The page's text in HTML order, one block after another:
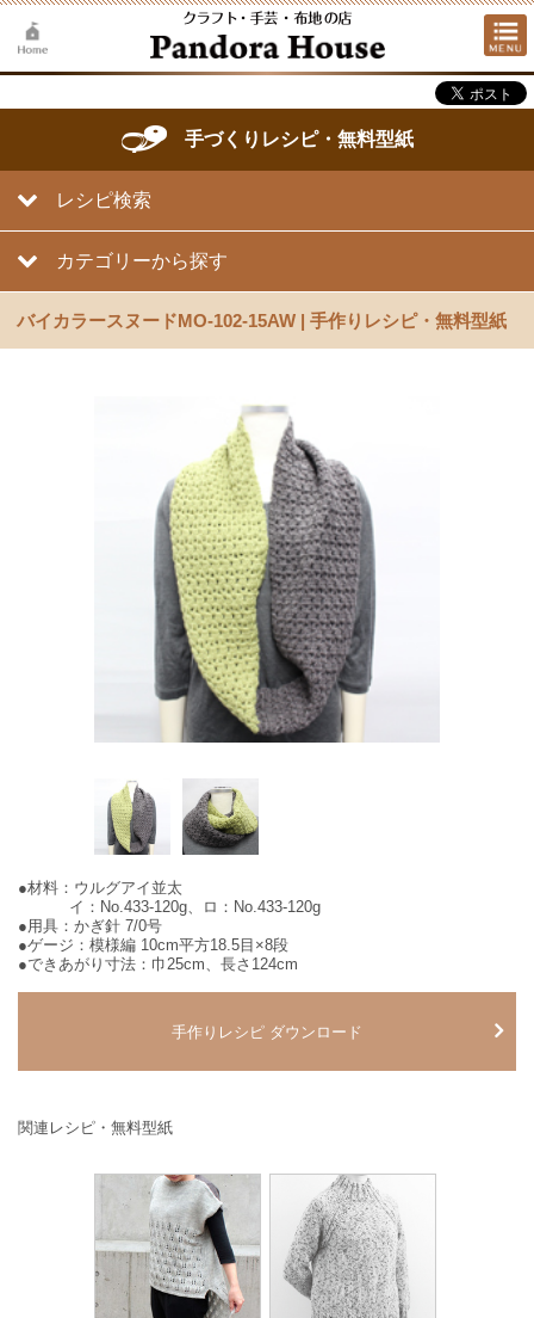
手づくりレシピ・無料型紙
レシピ検索
カテゴリーから探す
バイカラースヌードMO-102-15AW | 手作りレシピ・無料型紙
●材料：ウルグアイ並太
イ：No.433-120g、ロ：No.433-120g
●用具：かぎ針 7/0号
●ゲージ：模様編 10cm平方18.5目×8段
●できあがり寸法：巾25cm、長さ124cm
手作りレシピ ダウンロード
関連レシピ・無料型紙